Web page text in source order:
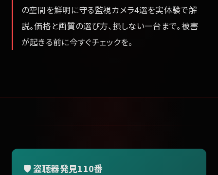
の空間を鮮明に守る監視カメラ4選を実体験で解
説。価格と画質の選び方、損しない一台まで。被害
が起きる前に今すぐチェックを。
🛡️ 盗聴器発見110番